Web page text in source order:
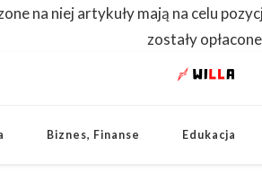
na niej artykuły mają na celu
zostały
Biznes, Finanse Edukacja